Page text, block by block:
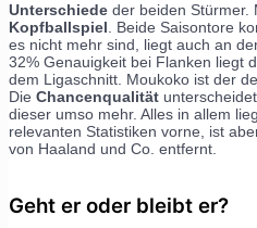
Unterschiede der beiden Stürmer.
Kopfballspiel. Beide Saisontore
es nicht mehr sind, liegt auch an
32% Genauigkeit bei Flanken liegt
dem Ligaschnitt. Moukoko ist der
Die Chancenqualität
dieser umso mehr. Alles in allem
relevanten Statistiken vorne, ist
von Haaland und Co. entfernt.
Geht er oder bleibt er?